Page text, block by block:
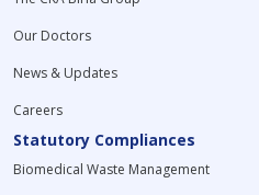
Our Doctors
News & Updates
Careers
Statutory Compliances
Biomedical Waste Management